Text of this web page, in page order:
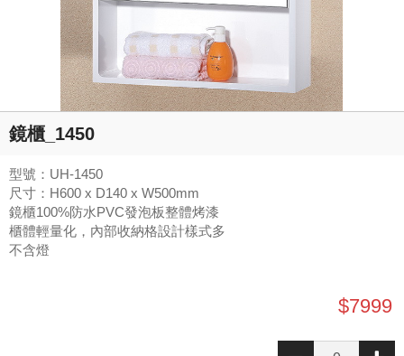
鏡櫃_1450
型號：UH-1450
尺寸：H600 x D140 x W500mm
鏡櫃100%防水PVC發泡板整體烤漆
櫃體輕量化，內部收納格設計樣式多
不含燈
$7999